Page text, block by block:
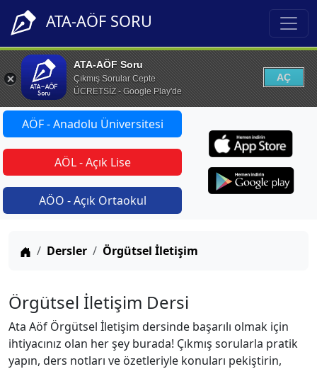
ATA-AÖF SORU
ATA-AÖF Soru
Çıkmış Sorular Cepte
ÜCRETSİZ - Google Play'de
AÇ
AÖF - Anadolu Üniversitesi
AÖL - Açık Lise
AÖO - Açık Ortaokul
Anasayfa
Dersler Örgütsel İletişim
Örgütsel İletişim Dersi
Ata Aöf Örgütsel İletişim dersinde başarılı olmak için
ihtiyacınız olan her şey burada! Çıkmış sorularla pratik
yapın, ders notları ve özetleriyle konuları pekiştirin,